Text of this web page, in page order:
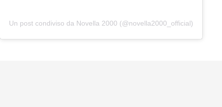
Un post condiviso da Novella 2000 (@novella2000_official)